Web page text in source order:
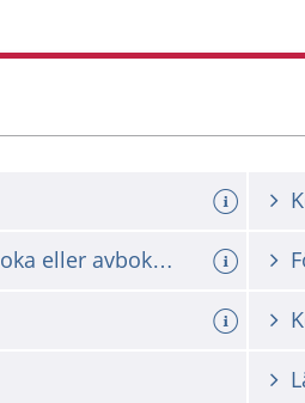
Kontakta oss för att omboka eller avboka tid